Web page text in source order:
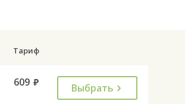
Тариф
609 руб. Выбрать